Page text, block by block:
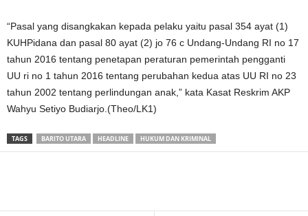
“Pasal yang disangkakan kepada pelaku yaitu pasal 354 ayat (1)
KUHPidana dan pasal 80 ayat (2) jo 76 c Undang-Undang RI no 17
tahun 2016 tentang penetapan peraturan pemerintah pengganti
UU ri no 1 tahun 2016 tentang perubahan kedua atas UU RI no 23
tahun 2002 tentang perlindungan anak,” kata Kasat Reskrim AKP
Wahyu Setiyo Budiarjo.(Theo/LK1)
TAGS BARITO UTARA HEADLINE HUKUM DAN KRIMINAL